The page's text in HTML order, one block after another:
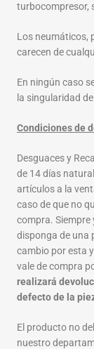
turbocompresor,
Los neumáticos,
carecen de
En ningún caso
la singularidad
Condiciones de
Desguaces y
de 14 días
artículos a la
caso de que no
compra. Siempre
disponga de una
cambio por esta
vale de compra
realizará
defecto de la
El producto no
nuestro